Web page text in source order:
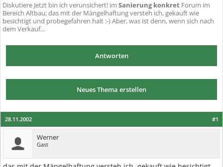
Diskutiere Jetzt bin ich verunsichert! im Sanierung konkret Forum im
Bereich Altbau; das mit der Mängelhaftung versteh ich, gekauft wie
besichtigt und probegefahren halt :-) Aber, was ist denn, wenn sich nach
dem Verkauf...
Antworten
Neues Thema erstellen
#1
28.11.2002
Werner
Gast